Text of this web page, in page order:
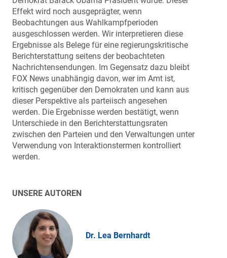
Effekt wird noch ausgeprägter, wenn
Beobachtungen aus Wahlkampfperioden
ausgeschlossen werden. Wir interpretieren diese
Ergebnisse als Belege für eine regierungskritische
Berichterstattung seitens der beobachteten
Nachrichtensendungen. Im Gegensatz dazu bleibt
FOX News unabhängig davon, wer im Amt ist,
kritisch gegenüber den Demokraten und kann aus
dieser Perspektive als parteiisch angesehen
werden. Die Ergebnisse werden bestätigt, wenn
Unterschiede in den Berichterstattungsraten
zwischen den Parteien und den Verwaltungen unter
Verwendung von Interaktionstermen kontrolliert
werden.
UNSERE AUTOREN
Dr. Lea Bernhardt